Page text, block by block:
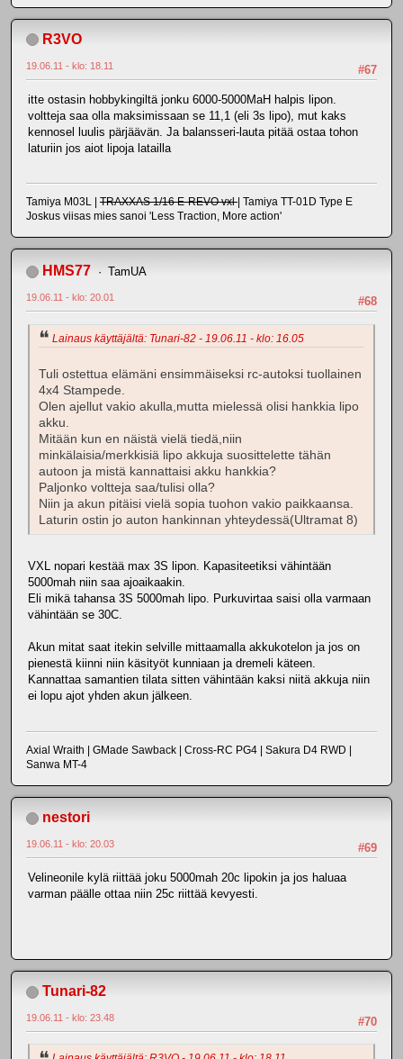
R3VO
#67
19.06.11 - klo: 18.11
itte ostasin hobbykingiltä jonku 6000-5000MaH halpis lipon.
voltteja saa olla maksimissaan se 11,1 (eli 3s lipo), mut kaks
kennosel luulis pärjäävän. Ja balansseri-lauta pitää ostaa tohon
laturiin jos aiot lipoja latailla
Tamiya M03L | TRAXXAS 1/16 E-REVO vxl | Tamiya TT-01D Type E
Joskus viisas mies sanoi 'Less Traction, More action'
HMS77 TamUA
#68
19.06.11 - klo: 20.01
Lainaus käyttäjältä: Tunari-82 - 19.06.11 - klo: 16.05
Tuli ostettua elämäni ensimmäiseksi rc-autoksi tuollainen
4x4 Stampede.
Olen ajellut vakio akulla,mutta mielessä olisi hankkia lipo
akku.
Mitään kun en näistä vielä tiedä,niin
minkälaisia/merkkisiä lipo akkuja suosittelette tähän
autoon ja mistä kannattaisi akku hankkia?
Paljonko voltteja saa/tulisi olla?
Niin ja akun pitäisi vielä sopia tuohon vakio paikkaansa.
Laturin ostin jo auton hankinnan yhteydessä(Ultramat 8)
VXL nopari kestää max 3S lipon. Kapasiteetiksi vähintään
5000mah niin saa ajoaikaakin.
Eli mikä tahansa 3S 5000mah lipo. Purkuvirtaa saisi olla varmaan
vähintään se 30C.
Akun mitat saat itekin selville mittaamalla akkukotelon ja jos on
pienestä kiinni niin käsityöt kunniaan ja dremeli käteen.
Kannattaa samantien tilata sitten vähintään kaksi niitä akkuja niin
ei lopu ajot yhden akun jälkeen.
Axial Wraith | GMade Sawback | Cross-RC PG4 | Sakura D4 RWD |
Sanwa MT-4
nestori
#69
19.06.11 - klo: 20.03
Velineonile kylä riittää joku 5000mah 20c lipokin ja jos haluaa
varman päälle ottaa niin 25c riittää kevyesti.
Tunari-82
#70
19.06.11 - klo: 23.48